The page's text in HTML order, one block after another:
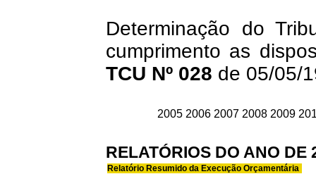
Determinação do
cumprimento as
TCU Nº 028 de 05/05/
2005 2006 2007 2008 2009
RELATÓRIOS DO ANO DE
Relatório Resumido da Execução Orçamentária